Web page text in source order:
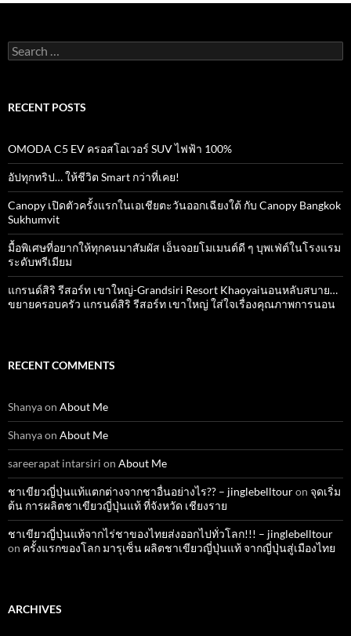
Search
for:
RECENT POSTS
OMODA C5 EV ครอสโอเวอร์ SUV ไฟฟ้า 100%
อัปทุกทริป… ให้ชีวิต Smart กว่าที่เคย!
Canopy เปิดตัวครั้งแรกในเอเชียตะวันออกเฉียงใต้ กับ Canopy Bangkok
Sukhumvit
มื้อพิเศษที่อยากให้ทุกคนมาสัมผัส เอ็นจอยโมเมนต์ดี ๆ บุพเฟ่ต์ในโรงแรม
ระดับพรีเมียม
แกรนด์สิริ​ รีสอร์ท​ เขาใหญ่​-Grandsiri​ Resort​ Khaoyaiนอนหลับสบาย…
ขยายครอบครัว แกรนด์สิริ รีสอร์ท เขาใหญ่ ใส่ใจเรื่องคุณภาพการนอน
RECENT COMMENTS
Shanyaon About Me
Shanyaon About Me
sareerapat intarsiri on About Me
ชาเขียวญี่ปุ่นแท้แตกต่างจากชาอื่นอย่างไร?? – jinglebelltouron จุดเริ่ม
ต้น การผลิตชาเขียวญี่ปุ่นแท้ ที่จังหวัด เชียงราย
ชาเขียวญี่ปุ่นแท้จากไร่ชาของไทยส่งออกไปทั่วโลก!!! – jinglebelltour
on ครั้งแรกของโลก มารุเซ็น ผลิตชาเขียวญี่ปุ่นแท้ จากญี่ปุ่นสู่เมืองไทย
ARCHIVES